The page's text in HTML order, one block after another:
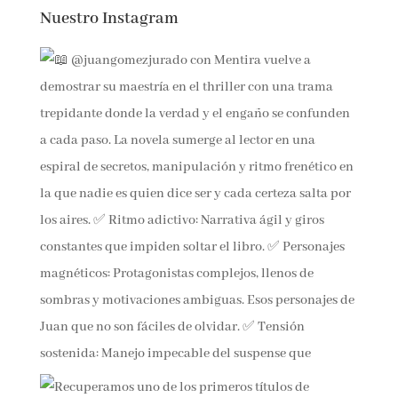
Nuestro Instagram